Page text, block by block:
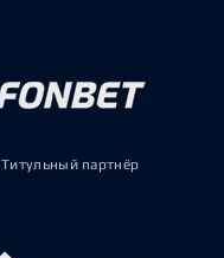
Титульный партнёр